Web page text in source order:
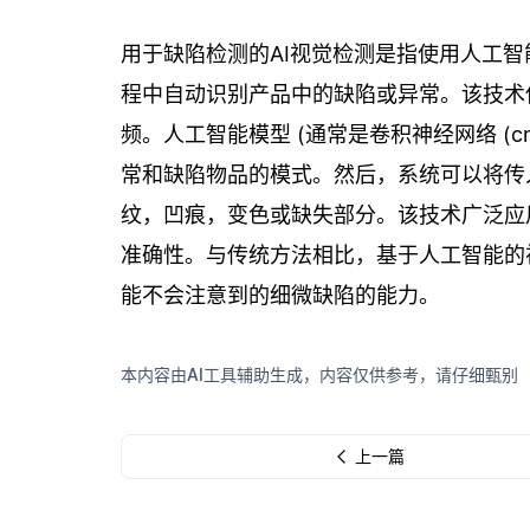
用于缺陷检测的AI视觉检测是指使用人工
程中自动识别产品中的缺陷或异常。该技
频。人工智能模型 (通常是卷积神经网络
常和缺陷物品的模式。然后，系统可以将
纹，凹痕，变色或缺失部分。该技术广泛
准确性。与传统方法相比，基于人工智能
能不会注意到的细微缺陷的能力。
本内容由AI工具辅助生成，内容仅供参考，请仔细甄别
上一篇